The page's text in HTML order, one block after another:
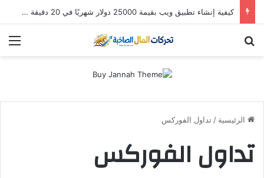
كيفية إنشاء تطبيق ويب بقيمة 25000 دولار شهريًا في 20 دقيقة (باستخدام Hostinger Horizons AI)
الرئيسية / تداول الفوركس
تداول الفوركس